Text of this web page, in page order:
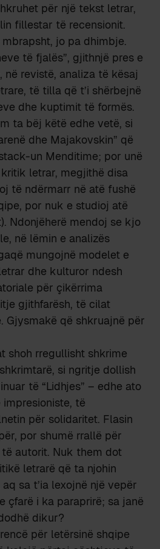
për një tekst letrar,
fillestar të recensionit.
jo pa dhimbje.
të fjalës”, gjithnjë pres e
në revistë, analiza të kësaj
të tilla që t’i shërbejnë
dhe kuptimit të formës.
ta bëj këtë edhe vetë, si
dhe Majakovskin” që
un Menditime; por unë
letrar, megjithë disa
të ndërmarr në atë fushë
por nuk e studioj atë
Ndonjëherë mendoj se kjo
në lëmin e analizës
mungojnë modelet e
dhe kulturor ndesh
për çikërrima
gjithfarësh, të cilat
Gjysmakë që shkruajnë për
shoh rregullisht shkrime
si ngritje dollish
të “Lidhjes” – edhe ato
të
për solidaritet. Flasin
por shumë rrallë për
autorit. Nuk them dot
letrarë që ta njohin
sa t’ia lexojnë një vepër
çfarë i ka paraprirë; sa janë
dikur?
për letërsinë shqipe